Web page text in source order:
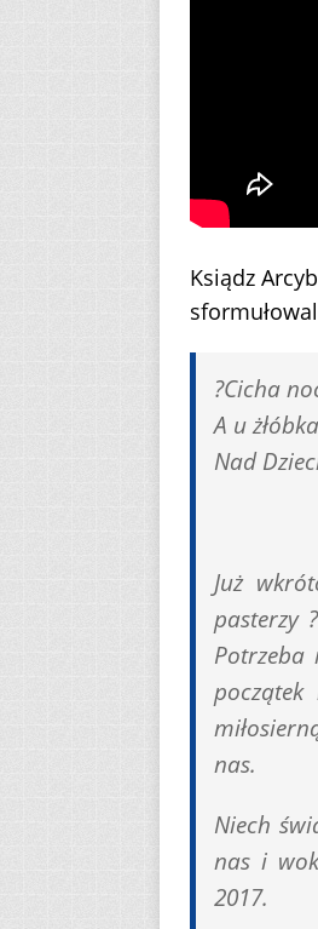
Ksiądz
?Cicha
A u
Nad
Już
pasterzy
Potrzeba
nas.
Niech
nas i
2017.